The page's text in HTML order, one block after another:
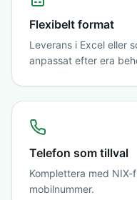
Flexibelt format
Leverans i Excel eller
anpassat efter era
Telefon som tillval
Komplettera med
mobilnummer.